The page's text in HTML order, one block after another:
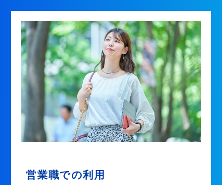
営業職での利用